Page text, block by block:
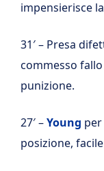
impensierisce
31′ – Presa
commesso
punizione.
27′ –Young per
posizione,